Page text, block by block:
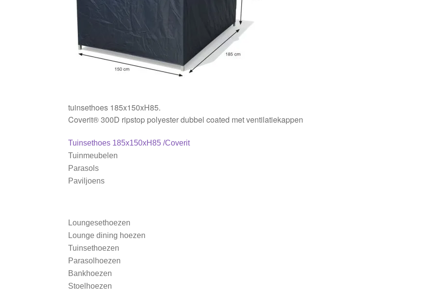
tuinsethoes 185x150xH85.
Coverit® 300D ripstop polyester dubbel coated met ventilatiekappen
Bericht
navigatie
Vorig
bericht:
Tuinsethoes 185x150xH85 /Coverit
Tuinmeubelen
Parasols
Paviljoens
Loungesethoezen
Lounge dining hoezen
Tuinsethoezen
Parasolhoezen
Bankhoezen
Stoelhoezen